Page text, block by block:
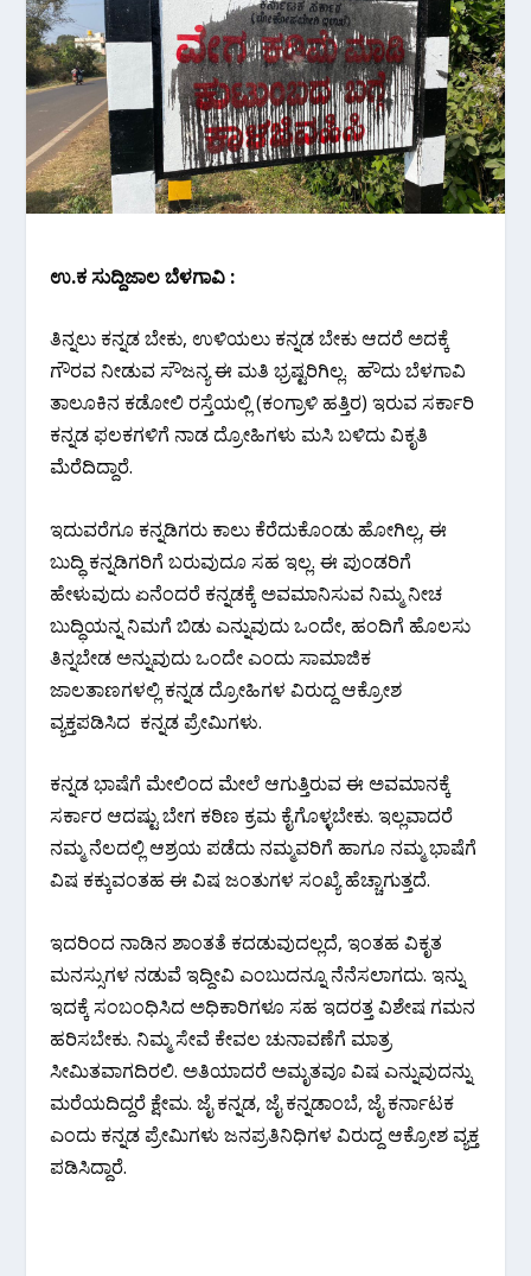
ಉ.ಕ ಸುದ್ದಿಜಾಲ ಬೆಳಗಾವಿ :
ತಿನ್ನಲು ಕನ್ನಡ ಬೇಕು, ಉಳಿಯಲು ಕನ್ನಡ ಬೇಕು ಆದರೆ ಅದಕ್ಕೆ
ಗೌರವ ನೀಡುವ ಸೌಜನ್ಯ ಈ ಮತಿ ಭ್ರಷ್ಟರಿಗಿಲ್ಲ. ಹೌದು ಬೆಳಗಾವಿ
ತಾಲೂಕಿನ ಕಡೋಲಿ ರಸ್ತೆಯಲ್ಲಿ (ಕಂಗ್ರಾಳಿ ಹತ್ತಿರ) ಇರುವ ಸರ್ಕಾರಿ
ಕನ್ನಡ ಫಲಕಗಳಿಗೆ ನಾಡ ದ್ರೋಹಿಗಳು ಮಸಿ ಬಳಿದು ವಿಕೃತಿ
ಮೆರೆದಿದ್ದಾರೆ.
ಇದುವರೆಗೂ ಕನ್ನಡಿಗರು ಕಾಲು ಕೆರೆದುಕೊಂಡು ಹೋಗಿಲ್ಲ, ಈ
ಬುದ್ಧಿ ಕನ್ನಡಿಗರಿಗೆ ಬರುವುದೂ ಸಹ ಇಲ್ಲ. ಈ ಪುಂಡರಿಗೆ
ಹೇಳುವುದು ಏನೆಂದರೆ ಕನ್ನಡಕ್ಕೆ ಅವಮಾನಿಸುವ ನಿಮ್ಮ ನೀಚ
ಬುದ್ಧಿಯನ್ನ ನಿಮಗೆ ಬಿಡು ಎನ್ನುವುದು ಒಂದೇ, ಹಂದಿಗೆ ಹೊಲಸು
ತಿನ್ನಬೇಡ ಅನ್ನುವುದು ಒಂದೇ ಎಂದು ಸಾಮಾಜಿಕ
ಜಾಲತಾಣಗಳಲ್ಲಿ ಕನ್ನಡ ದ್ರೋಹಿಗಳ ವಿರುದ್ದ ಆಕ್ರೋಶ
ವ್ಯಕ್ತಪಡಿಸಿದ ಕನ್ನಡ ಪ್ರೇಮಿಗಳು.
ಕನ್ನಡ ಭಾಷೆಗೆ ಮೇಲಿಂದ ಮೇಲೆ ಆಗುತ್ತಿರುವ ಈ ಅವಮಾನಕ್ಕೆ
ಸರ್ಕಾರ ಆದಷ್ಟು ಬೇಗ ಕಠಿಣ ಕ್ರಮ ಕೈಗೊಳ್ಳಬೇಕು. ಇಲ್ಲವಾದರೆ
ನಮ್ಮ ನೆಲದಲ್ಲಿ ಆಶ್ರಯ ಪಡೆದು ನಮ್ಮವರಿಗೆ ಹಾಗೂ ನಮ್ಮ ಭಾಷೆಗೆ
ವಿಷ ಕಕ್ಕುವಂತಹ ಈ ವಿಷ ಜಂತುಗಳ ಸಂಖ್ಯೆ ಹೆಚ್ಚಾಗುತ್ತದೆ.
ಇದರಿಂದ ನಾಡಿನ ಶಾಂತತೆ ಕದಡುವುದಲ್ಲದೆ, ಇಂತಹ ವಿಕೃತ
ಮನಸ್ಸುಗಳ ನಡುವೆ ಇದ್ದೀವಿ ಎಂಬುದನ್ನೂ ನೆನೆಸಲಾಗದು. ಇನ್ನು
ಇದಕ್ಕೆ ಸಂಬಂಧಿಸಿದ ಅಧಿಕಾರಿಗಳೂ ಸಹ ಇದರತ್ತ ವಿಶೇಷ ಗಮನ
ಹರಿಸಬೇಕು. ನಿಮ್ಮ ಸೇವೆ ಕೇವಲ ಚುನಾವಣೆಗೆ ಮಾತ್ರ
ಸೀಮಿತವಾಗದಿರಲಿ. ಅತಿಯಾದರೆ ಅಮೃತವೂ ವಿಷ ಎನ್ನುವುದನ್ನು
ಮರೆಯದಿದ್ದರೆ ಕ್ಷೇಮ. ಜೈ ಕನ್ನಡ, ಜೈ ಕನ್ನಡಾಂಬೆ, ಜೈ ಕರ್ನಾಟಕ
ಎಂದು ಕನ್ನಡ ಪ್ರೇಮಿಗಳು ಜನಪ್ರತಿನಿಧಿಗಳ ವಿರುದ್ದ ಆಕ್ರೋಶ ವ್ಯಕ್ತ
ಪಡಿಸಿದ್ದಾರೆ.